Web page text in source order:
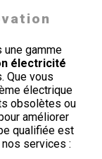
une gamme
électricité
Que vous
électrique
obsolètes ou
améliorer
qualifiée est
nos services :